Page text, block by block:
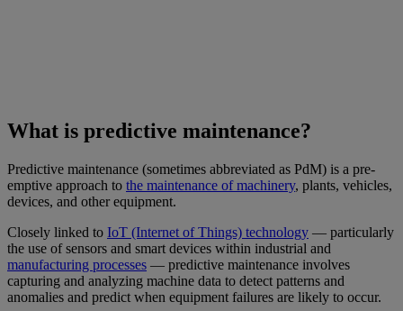
What is predictive maintenance?
Predictive maintenance (sometimes abbreviated as PdM) is a pre-
emptive approach to the maintenance of machinery, plants, vehicles,
devices, and other equipment.
Closely linked to IoT (Internet of Things) technology — particularly
the use of sensors and smart devices within industrial and
manufacturing processes — predictive maintenance involves
capturing and analyzing machine data to detect patterns and
anomalies and predict when equipment failures are likely to occur.